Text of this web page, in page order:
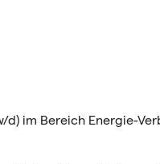
d) im Bereich Energie-